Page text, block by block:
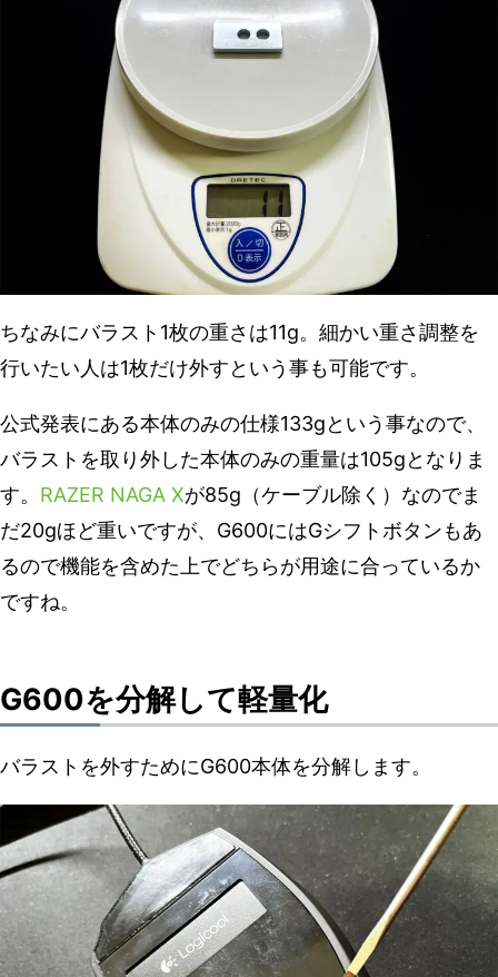
ちなみにバラスト1枚の重さは11g。細かい重さ調整を
行いたい人は1枚だけ外すという事も可能です。
公式発表にある本体のみの仕様133gという事なので、
バラストを取り外した本体のみの重量は105gとなりま
す。 RAZER NAGA Xが85g（ケーブル除く）なのでま
だ20gほど重いですが、G600にはGシフトボタンもあ
るので機能を含めた上でどちらが用途に合っているか
ですね。
G600を分解して軽量化
バラストを外すためにG600本体を分解します。